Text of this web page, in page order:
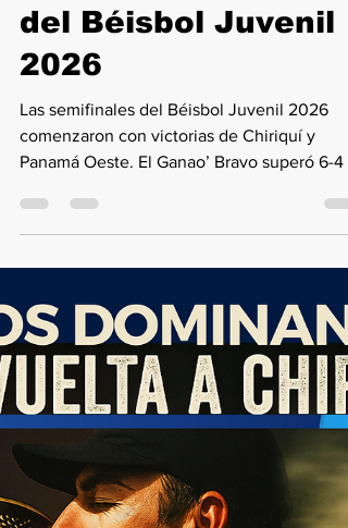
retenchiriqui
Oeste toman
en las semifinales
del Béisbol Juvenil
2026
Las semifinales del Béisbol Juvenil 2026
comenzaron con victorias de Chiriquí y
Panamá Oeste. El Ganao’ Bravo superó 6-4 a
Coclé, mientras que los Vaqueros
10-2 a Panamá Metro, tomando ventaja 1-0
sus respectivas series.